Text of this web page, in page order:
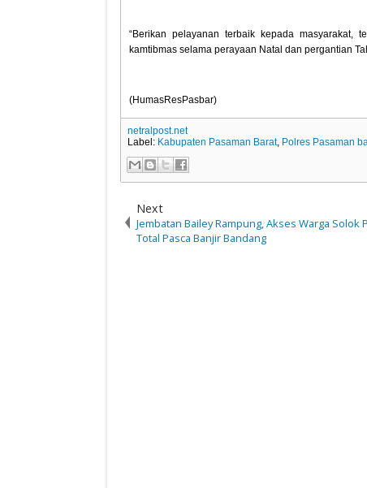
“Berikan pelayanan terbaik kepada masyarakat,
kamtibmas selama perayaan Natal dan pergantian
(HumasResPasbar)
netralpost.net
Label: Kabupaten Pasaman Barat, Polres Pasaman
Next
Jembatan Bailey Rampung, Akses Warga Solok
Total Pasca Banjir Bandang